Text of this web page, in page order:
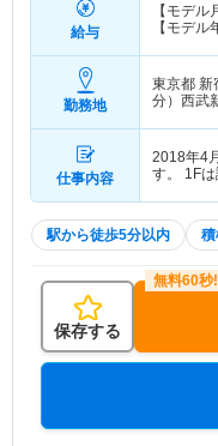
給与
【モデル
【モデル
勤務地
東京都 新
分）西武
仕事内容
2018年4
す。 1F
駅から徒歩5分以内 積
保存する